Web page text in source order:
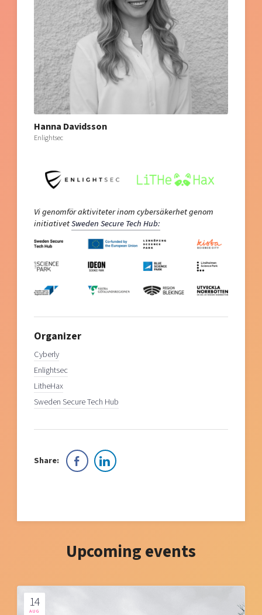
Hanna Davidsson
Enlightsec
Vi genomför aktiviteter inom cybersäkerhet genom
initiativetSweden Secure Tech Hub:
Organizer
Cyberly
Enlightsec
LitheHax
Sweden Secure Tech Hub
Share:
Upcoming events
14
AUG